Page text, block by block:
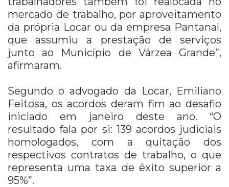
mercado de trabalho, por aproveitamento
da própria Locar ou da empresa Pantanal,
que assumiu a prestação de serviços
junto ao Município de Várzea Grande”,
afirmaram.
Segundo o advogado da Locar, Emiliano
Feitosa, os acordos deram fim ao desafio
iniciado em janeiro deste ano. “O
resultado fala por si: 139 acordos judiciais
homologados, com a quitação dos
respectivos contratos de trabalho, o que
representa uma taxa de êxito superior a
95%”.